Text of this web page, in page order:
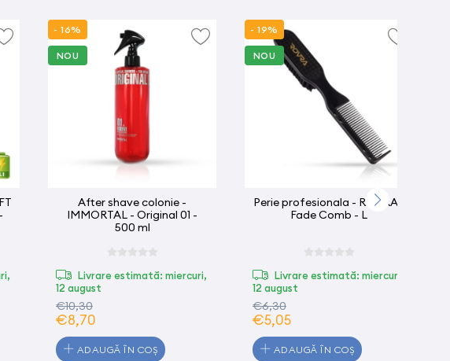
- 16%
NOU
After shave colonie -
IMMORTAL - Original 01 -
500 ml
Livrare estimată: miercuri,
12 august
€10,30
€8,70
ADAUGĂ ÎN COȘ
- 19%
NOU
Perie profesionala - ROVRA -
Fade Comb - L
Livrare estimată: miercuri,
12 august
€6,30
€5,05
ADAUGĂ ÎN COȘ